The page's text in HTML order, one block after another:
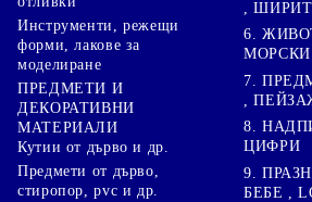
Инструменти, режещи
форми, лакове за
моделиране
ПРЕДМЕТИ И
ДЕКОРАТИВНИ
МАТЕРИАЛИ
Кутии от дърво и др.
Предмети от дърво,
стиропор, pvc и др.
,
6.
МОРСКИ
7.
,
8.
ЦИФРИ
9.
БЕБЕ ,